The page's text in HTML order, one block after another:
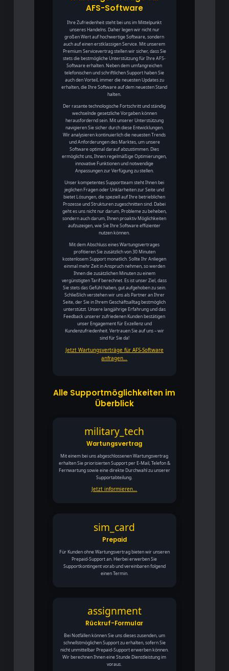
AFS-Software
Ihre Zufriedenheit steht bei uns im Mittelpunkt
unseres Handelns. Daher legen wir nicht nur
großen Wert auf hochwertige Software, sondern
auch auf einen erstklassigen Service. Mit unserem
Premium Servicevertrag stellen wir sicher, dass Sie
stets die bestmögliche Unterstützung für Ihre AFS-
Software erhalten. Neben dem umfangreichen
telefonischen und schriftlichen Support haben Sie
auch den Vorteil, immer die neuesten Updates zu
erhalten, die Ihre Software auf dem neuesten Stand
halten.
Der rasante technologische Fortschritt und ständig
wechselnde gesetzliche Vorgaben können
herausfordernd sein. Mit unserer Unterstützung
navigieren Sie sicher durch diese Entwicklungen.
Wir analysieren kontinuierlich die neuesten Trends
und Anforderungen des Marktes, um unsere
Software optimal darauf abzustimmen. Dies
ermöglicht uns, Ihnen regelmäßige Optimierungen,
innovative Funktionen und notwendige
Anpassungen zur Verfügung zu stellen.
Unser kompetentes Supportteam steht Ihnen bei
jeglichen Fragen oder Unklarheiten zur Seite und
bietet Lösungen, die speziell auf Ihre betrieblichen
Prozesse und Strukturen zugeschnitten sind. Dabei
geht es uns nicht nur darum, Probleme zu beheben,
sondern auch darum, Ihnen proaktiv Möglichkeiten
aufzuzeigen, wie Sie Ihre Software effizienter
nutzen können.
Mit dem Abschluss eines Wartungsvertrages
profitieren Sie zusätzlich von 30 Minuten
kostenlosem Support monatlich. Sollte Ihr Anliegen
einmal mehr Zeit in Anspruch nehmen, so werden
Ihnen die zusätzlichen Minuten zu einem
vergünstigten Tarif berechnet. Es ist unser Ziel, dass
Sie stets das Gefühl haben, gut aufgehoben zu sein.
Schließlich verstehen wir uns als Partner an Ihrer
Seite, der Sie in Ihrem Geschäftsalltag bestmöglich
unterstützt. Unsere langjährige Erfahrung und das
Feedback unserer zufriedenen Kunden bestätigen
unser Engagement für Exzellenz und
Kundenzufriedenheit. Vertrauen Sie auf uns – wir
sind für Sie da!
Jetzt Wartungsverträge für AFS-Software
anfragen…
Alle Supportmöglichkeiten im
Überblick
military_tech
Wartungsvertrag
Mit einem bei uns abgeschlossenen Wartungsvertrag
erhalten Sie priorisierten Support per E-Mail, Telefon &
Fernwartung sowie eine direkte Durchwahl zu unserer
Supportabteilung.
Jetzt informieren…
sim_card
Prepaid
Für Kunden ohne Wartungsvertrag bieten wir unseren
Prepaid-Support an. Hierbei erwerben Sie
Supportkontingent vorab und vereinbaren folgend
einen Termin.
assignment
Rückruf-Formular
Bei Notfällen können Sie uns dieses zusenden, um
schnellstmöglichen Support zu erhalten, sofern Sie
nicht unmittelbar Prepaid-Support erwerben können.
Wir berechnen Ihnen eine Stunde Dienstleistung im
voraus.